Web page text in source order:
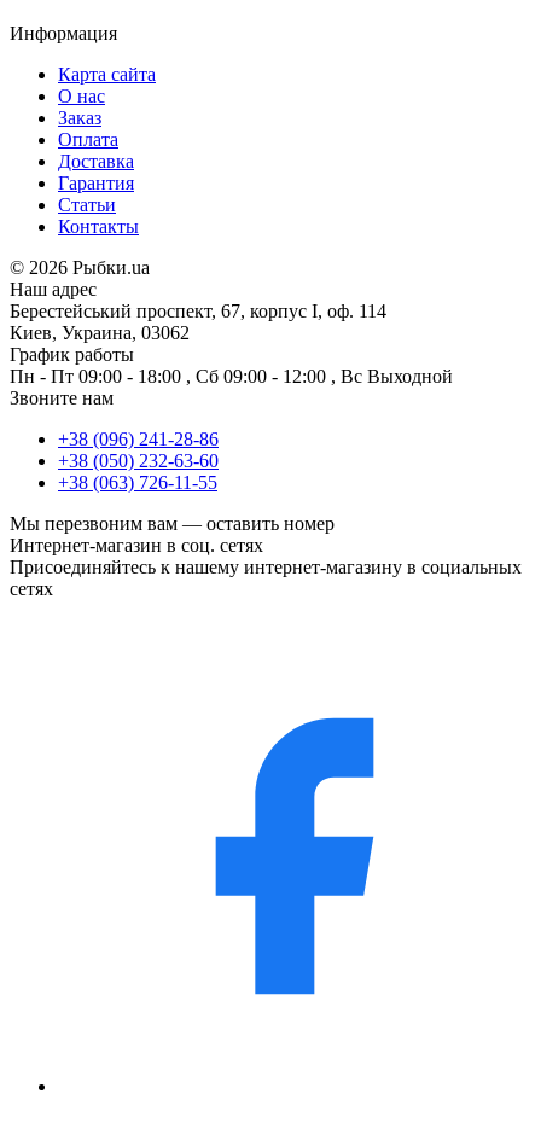
Информация
Карта сайта
О нас
Заказ
Оплата
Доставка
Гарантия
Статьи
Контакты
© 2026 Рыбки.ua
Наш адрес
Берестейський проспект, 67, корпус I, оф. 114
Киев, Украина, 03062
График работы
Пн - Пт 09:00 - 18:00 , Сб 09:00 - 12:00 , Вс Выходной
Звоните нам
+38 (096) 241-28-86
+38 (050) 232-63-60
+38 (063) 726-11-55
Мы перезвоним вам — оставить номер
Интернет-магазин в соц. сетях
Присоединяйтесь к нашему интернет-магазину в социальных
сетях